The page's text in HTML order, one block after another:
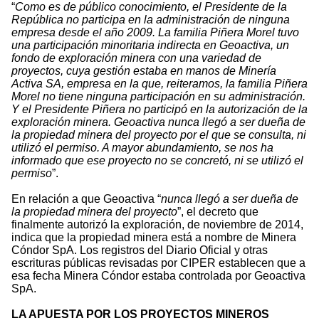
“Como es de público conocimiento, el Presidente de la
República no participa en la administración de ninguna
empresa desde el año 2009. La familia Piñera Morel tuvo
una participación minoritaria indirecta en Geoactiva, un
fondo de exploración minera con una variedad de
proyectos, cuya gestión estaba en manos de Minería
Activa SA, empresa en la que, reiteramos, la familia Piñera
Morel no tiene ninguna participación en su administración.
Y el Presidente Piñera no participó en la autorización de la
exploración minera. Geoactiva nunca llegó a ser dueña de
la propiedad minera del proyecto por el que se consulta, ni
utilizó el permiso. A mayor abundamiento, se nos ha
informado que ese proyecto no se concretó, ni se utilizó el
permiso”.
En relación a que Geoactiva “nunca llegó a ser dueña de
la propiedad minera del proyecto”, el decreto que
finalmente autorizó la exploración, de noviembre de 2014,
indica que la propiedad minera está a nombre de Minera
Cóndor SpA. Los registros del Diario Oficial y otras
escrituras públicas revisadas por CIPER establecen que a
esa fecha Minera Cóndor estaba controlada por Geoactiva
SpA.
LA APUESTA POR LOS PROYECTOS MINEROS